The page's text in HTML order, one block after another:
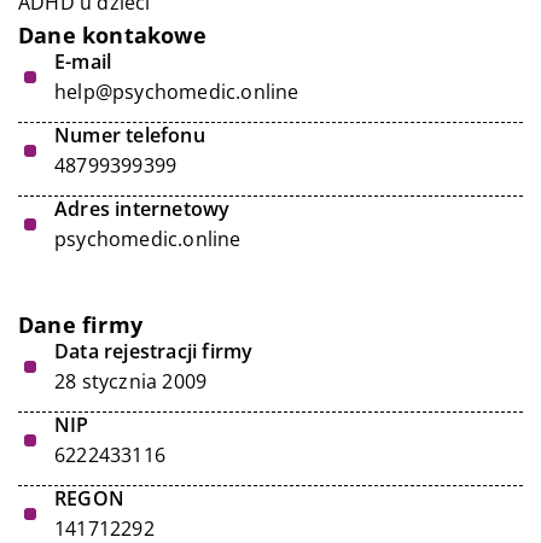
Dane kontakowe
E-mail
help@psychomedic.online
Numer telefonu
48799399399
Adres internetowy
psychomedic.online
Dane firmy
Data rejestracji firmy
28 stycznia 2009
NIP
6222433116
REGON
141712292